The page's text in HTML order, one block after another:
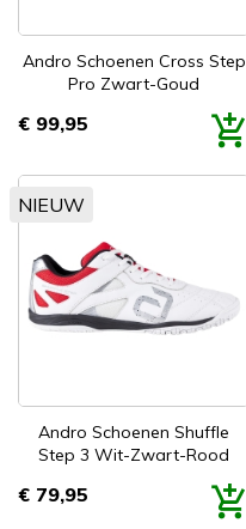
Andro Schoenen Cross Step
Pro Zwart-Goud
Prijs
€ 99,95
Andro Schoenen Shuffle
Step 3 Wit-Zwart-Rood
Prijs
€ 79,95
NIEUW